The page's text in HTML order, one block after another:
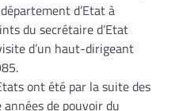
d’Etat à
du secrétaire d’Etat
d’un haut-dirigeant
ont été par la suite des
de pouvoir du